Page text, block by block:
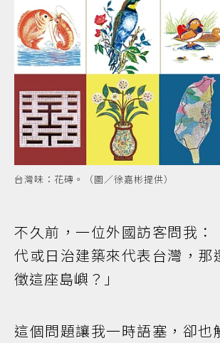
台灣味：花磚。（圖／徐嘉彬提供）
不久前，一位外國訪客問我：
代或日治建築來代表台灣，那
徵這座島嶼？」
這個問題讓我一時語塞，卻也